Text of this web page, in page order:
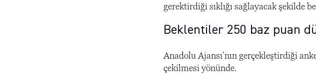
gerektirdiği sıklığı sağlayacak şekilde
Beklentiler 250 baz puan
Anadolu Ajansı’nın gerçekleştirdiği
çekilmesi yönünde.